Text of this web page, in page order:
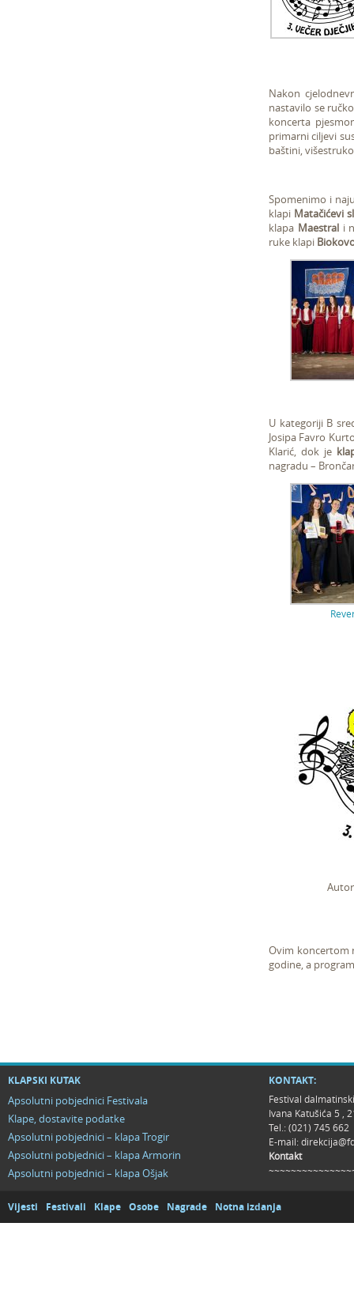
Nakon
nastavilo se
koncerta
primarni ciljevi
baštini,
Spomenimo i
klapi Matačićevi
klapa Maestrali
ruke klapi
U kategoriji B
Josipa Favro
Klarić, dok je
nagradu –
Ovim koncertom
godine, a
KLAPSKI KUTAK
Apsolutni pobjednici Festivala
Klape, dostavite podatke
Apsolutni pobjednici – klapa Trogir
Apsolutni pobjednici – klapa Armorin
Apsolutni pobjednici – klapa Ošjak
KONTAKT:
Festival
Ivana Katušića 5 ,
Tel.: (021) 745 662
E-mail:
Kontakt
Vijesti Festivali Klape Osobe Nagrade Notna izdanja